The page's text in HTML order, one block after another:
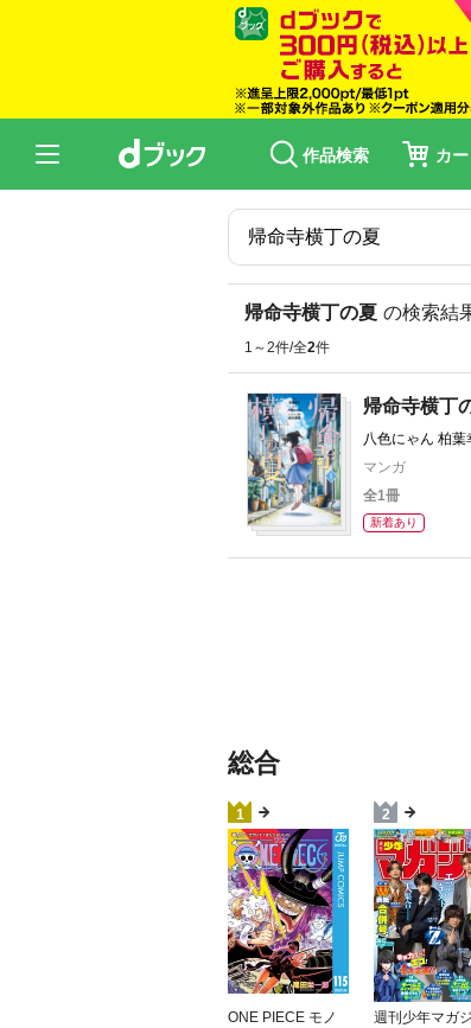
作品検索 カー
帰命寺横丁の夏 の検索結
1～2件/全2件
帰命寺横丁
八色にゃん 柏
マンガ
全1冊
新着あり
総合
1
ONE PIECE モノ
2
週刊少年マガ